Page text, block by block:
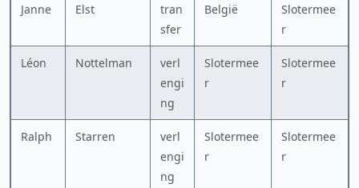
Janne Elst
tran
sfer
België
Slotermee
r
Léon Nottelman
verl
engi
ng
Slotermee
r
Slotermee
r
Ralph Starren
verl
engi
ng
Slotermee
r
Slotermee
r